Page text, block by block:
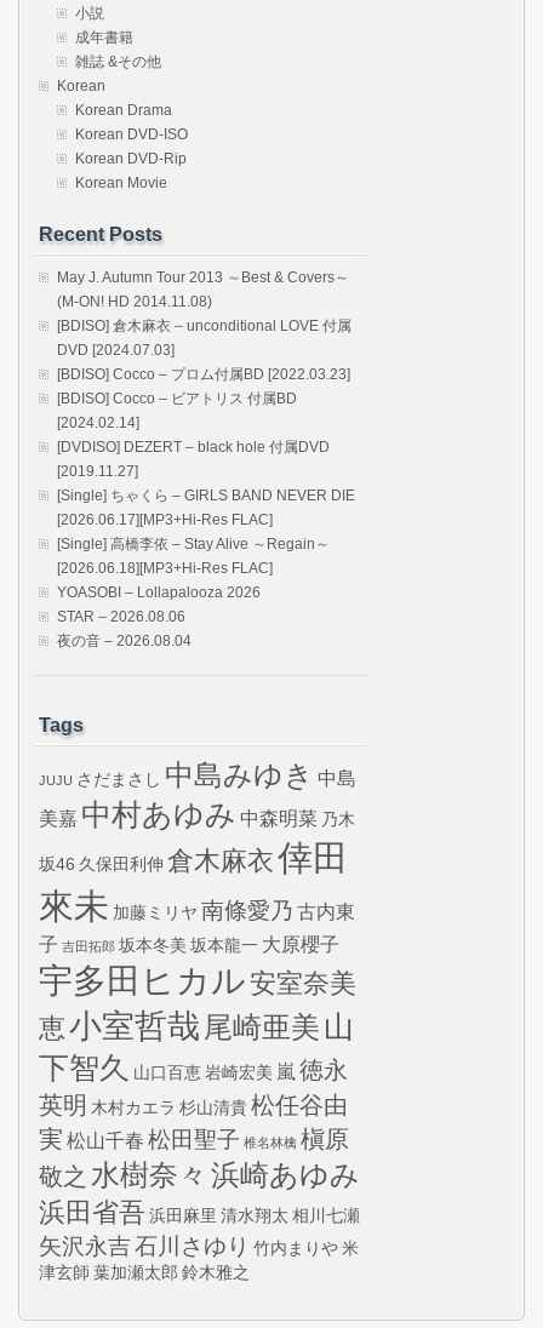
小説
成年書籍
雑誌 &その他
Korean
Korean Drama
Korean DVD-ISO
Korean DVD-Rip
Korean Movie
Recent Posts
May J. Autumn Tour 2013 ～Best & Covers～
(M-ON! HD 2014.11.08)
[BDISO] 倉木麻衣 – unconditional LOVE 付属
DVD [2024.07.03]
[BDISO] Cocco – プロム付属BD [2022.03.23]
[BDISO] Cocco – ビアトリス 付属BD
[2024.02.14]
[DVDISO] DEZERT – black hole 付属DVD
[2019.11.27]
[Single] ちゃくら – GIRLS BAND NEVER DIE
[2026.06.17][MP3+Hi-Res FLAC]
[Single] 高橋李依 – Stay Alive ～Regain～
[2026.06.18][MP3+Hi-Res FLAC]
YOASOBI – Lollapalooza 2026
STAR – 2026.08.06
夜の音 – 2026.08.04
Tags
JUJU さだまさし 中島みゆき 中島
美嘉 中村あゆみ 中森明菜 乃木
坂46 久保田利伸 倉木麻衣倖田
來未 加藤ミリヤ 南條愛乃 古内東
子 吉田拓郎 坂本冬美 坂本龍一 大原櫻子
宇多田ヒカル安室奈美
恵小室哲哉 尾崎亜美 山
下智久 山口百恵岩崎宏美 嵐 徳永
英明 木村カエラ 杉山清貴松任谷由
実 松山千春 松田聖子 椎名林檎 槇原
敬之 水樹奈々 浜崎あゆみ
浜田省吾 浜田麻里 清水翔太 相川七瀬
矢沢永吉石川さゆり 竹内まりや米
津玄師 葉加瀬太郎 鈴木雅之